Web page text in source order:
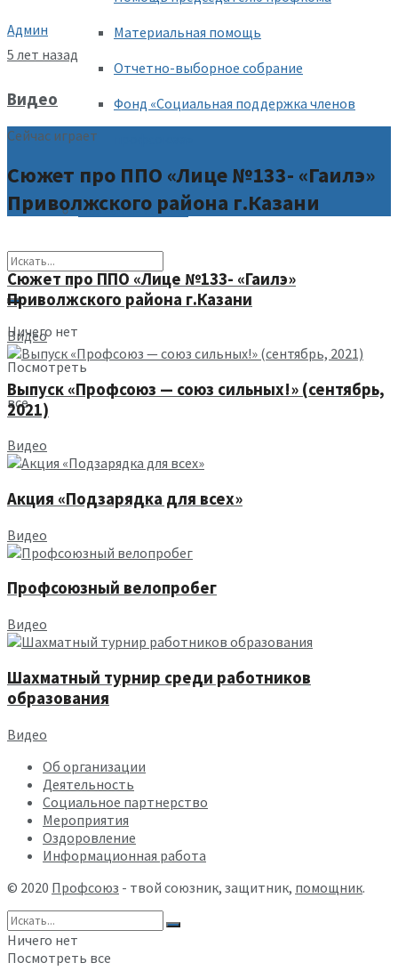
Материальная помощь
Отчетно-выборное собрание
Фонд «Социальная поддержка членов
Формы отчетности
Полезные ссылки
Ничего нет
Посмотреть
все
Админ
5 лет назад
Видео
Сейчас играет
Сюжет про ППО «Лице №133- «Гаилэ»
Приволжского района г.Казани
Сюжет про ППО «Лице №133- «Гаилэ»
Приволжского района г.Казани
Видео
Выпуск «Профсоюз — союз сильных!» (сентябрь,
2021)
Видео
Акция «Подзарядка для всех»
Видео
Профсоюзный велопробег
Видео
Шахматный турнир среди работников
образования
Видео
Об организации
Деятельность
Социальное партнерство
Мероприятия
Оздоровление
Информационная работа
© 2020 Профсоюз - твой союзник, защитник, помощник.
Ничего нет
Посмотреть все